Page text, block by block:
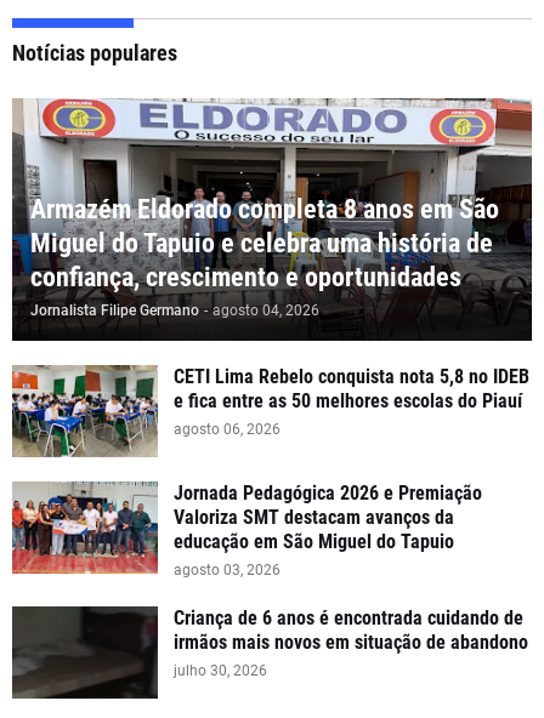
Notícias populares
Armazém Eldorado completa 8 anos em São
Miguel do Tapuio e celebra uma história de
confiança, crescimento e oportunidades
Jornalista Filipe Germano - agosto 04, 2026
CETI Lima Rebelo conquista nota 5,8 no IDEB
e fica entre as 50 melhores escolas do Piauí
agosto 06, 2026
Jornada Pedagógica 2026 e Premiação
Valoriza SMT destacam avanços da
educação em São Miguel do Tapuio
agosto 03, 2026
Criança de 6 anos é encontrada cuidando de
irmãos mais novos em situação de abandono
julho 30, 2026